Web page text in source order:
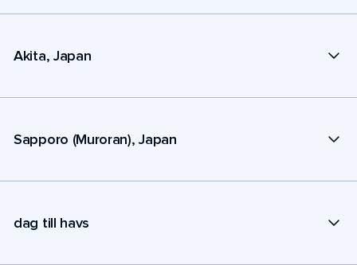
Akita, Japan
Sapporo (Muroran), Japan
dag till havs